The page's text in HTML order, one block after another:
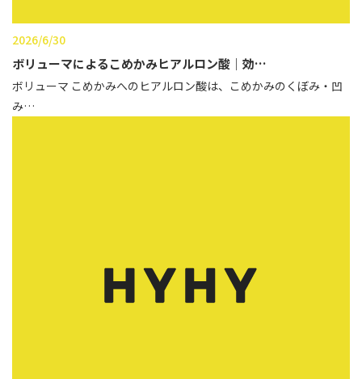
2026/6/30
ボリューマによるこめかみヒアルロン酸｜効…
ボリューマ こめかみへのヒアルロン酸は、こめかみのくぼみ・凹
み…